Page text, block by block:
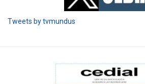
Tweets by tvmundus